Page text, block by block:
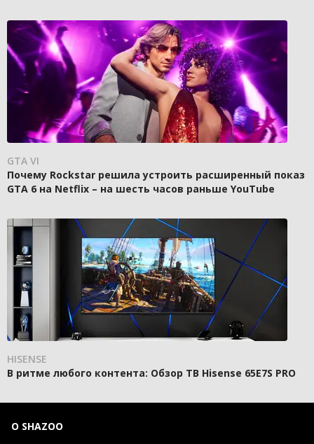
GTA VI
Почему Rockstar решила устроить расширенный показ
GTA 6 на Netflix – на шесть часов раньше YouTube
HISENSE
В ритме любого контента: Обзор ТВ Hisense 65E7S PRO
О SHAZOO